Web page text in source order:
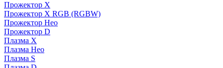
Прожектор X
Прожектор Х RGB (RGBW)
Прожектор Нео
Прожектор D
Плазма X
Плазма Нео
Плазма S